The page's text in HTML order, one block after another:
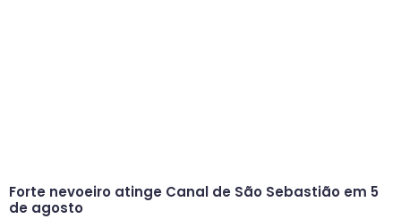
Forte nevoeiro atinge Canal de São Sebastião em 5
de agosto